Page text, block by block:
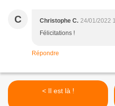
C Christophe C. 24/01/2022
Félicitations !
Répondre
< Il est là !